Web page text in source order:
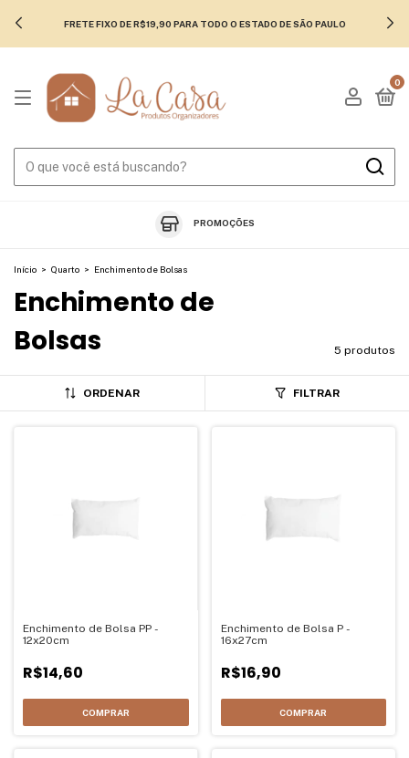
FRETE FIXO DE R$19,90 PARA TODO O ESTADO DE SÃO PAULO
0
PROMOÇÕES
Início > Quarto > Enchimento de Bolsas
Enchimento de
Bolsas
5 produtos
ORDENAR FILTRAR
Enchimento de Bolsa PP -
12x20cm
R$14,60
COMPRAR
Enchimento de Bolsa P -
16x27cm
R$16,90
COMPRAR